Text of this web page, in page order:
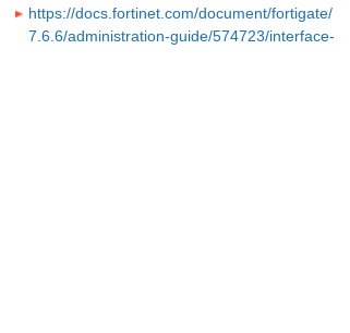
https://docs.fortinet.com/document/fortigate/
7.6.6/administration-guide/574723/interface-